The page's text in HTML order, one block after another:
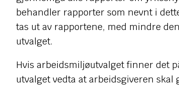
behandler rapporter som nevnt i
tas ut av rapportene, med mindre
utvalget.
Hvis arbeidsmiljøutvalget finner det
utvalget vedta at arbeidsgiveren